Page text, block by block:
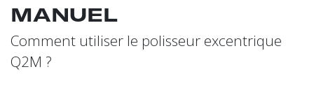
MANUEL
Comment utiliser le polisseur excentrique
Q2M ?